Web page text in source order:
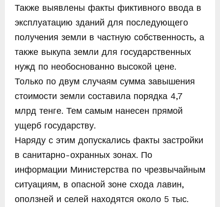
Также выявлены факты фиктивного ввода в
эксплуатацию зданий для последующего
получения земли в частную собственность, а
также выкупа земли для государственных
нужд по необоснованно высокой цене.
Только по двум случаям сумма завышения
стоимости земли составила порядка 4,7
млрд тенге. Тем самым нанесен прямой
ущерб государству.
Наряду с этим допускались факты застройки
в санитарно-охранных зонах. По
информации Министерства по чрезвычайным
ситуациям, в опасной зоне схода лавин,
оползней и селей находятся около 5 тыс.